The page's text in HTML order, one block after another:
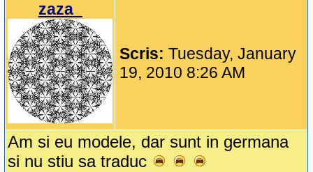
zaza_
Scris:Tuesday, January
19, 2010 8:26 AM
Am si eu modele, dar sunt in germana
si nu stiu sa traduc